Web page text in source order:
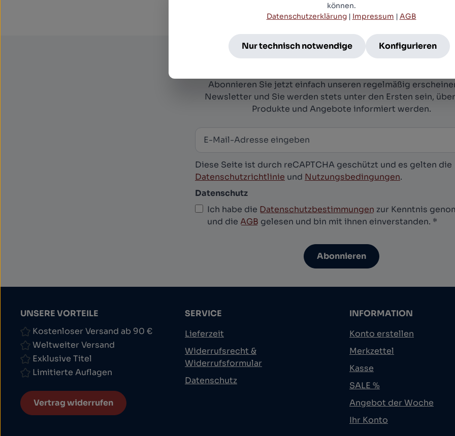
Newsletter
Abonnieren Sie jetzt einfach unseren regelmäßig
Newsletter und Sie werden stets unter den Ersten sein,
Produkte und Angebote informiert werden.
Newsletter abonnieren
Diese Seite ist durch reCAPTCHA geschützt und es gelten die
Datenschutzrichtlinie und Nutzungsbedingungen.
Datenschutz
Ich habe die Datenschutzbestimmungen zur Kenntnis
und die AGB gelesen und bin mit ihnen einverstanden. *
Abonnieren
UNSERE VORTEILE
Kostenloser Versand ab 90 €
Weltweiter Versand
Exklusive Titel
Limitierte Auflagen
Vertrag widerrufen
SERVICE
Lieferzeit
Widerrufsrecht &
Widerrufsformular
Datenschutz
INFORMATION
Konto erstellen
Merkzettel
Kasse
SALE %
Angebot der Woche
Ihr Konto
können.
Datenschutzerklärung| Impressum | AGB
Nur technisch notwendige Konfigurieren